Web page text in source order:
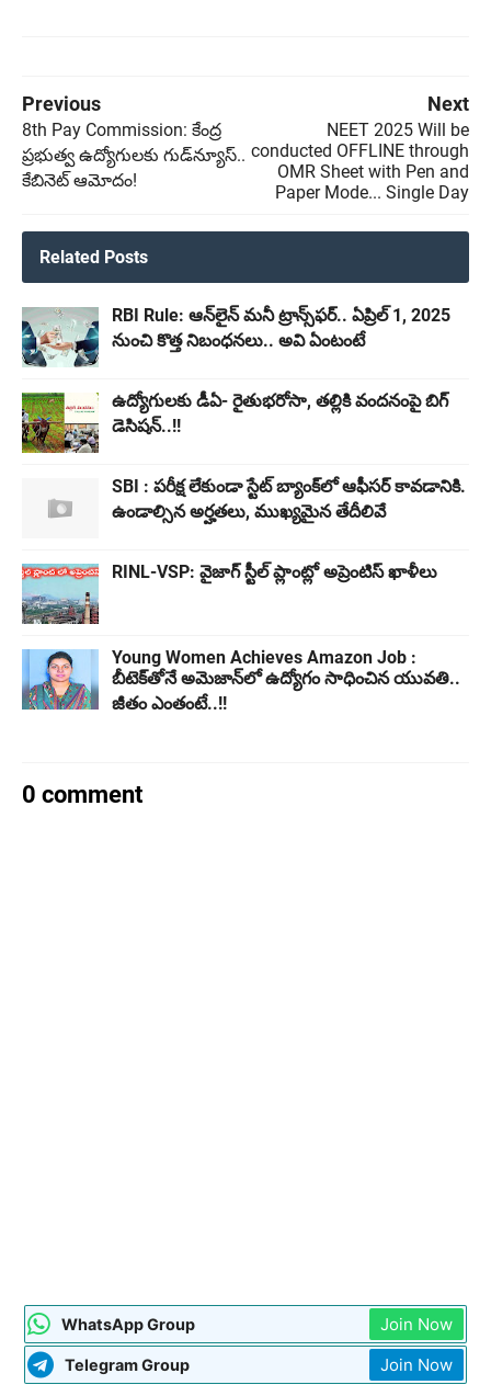
Previous
8th Pay Commission: కేంద్ర
ప్రభుత్వ ఉద్యోగులకు గుడ్‌న్యూస్‌..
కేబినెట్ ఆమోదం!
Next
NEET 2025 Will be
conducted OFFLINE through
OMR Sheet with Pen and
Paper Mode... Single Day
Related Posts
RBI Rule: ఆన్‌లైన్ మనీ ట్రాన్స్‌ఫర్.. ఏప్రిల్ 1, 2025
నుంచి కొత్త నిబంధనలు.. అవి ఏంటంటే
ఉద్యోగులకు డీఏ- రైతుభరోసా, తల్లికి వందనంపై బిగ్
డెసిషన్..!!
SBI : పరీక్ష లేకుండా స్టేట్ బ్యాంక్‌లో ఆఫీసర్‌ కావడానికి.
ఉండాల్సిన అర్హతలు, ముఖ్యమైన తేదీలివే
RINL-VSP: వైజాగ్ స్టీల్ ప్లాంట్లో అప్రెంటిస్ ఖాళీలు
Young Women Achieves Amazon Job :
బీటెక్‌తోనే అమెజాన్‌లో ఉద్యోగం సాధించిన యువతి..
జీతం ఎంతంటే..!!
0 comment
WhatsApp Group Join Now
Telegram Group Join Now